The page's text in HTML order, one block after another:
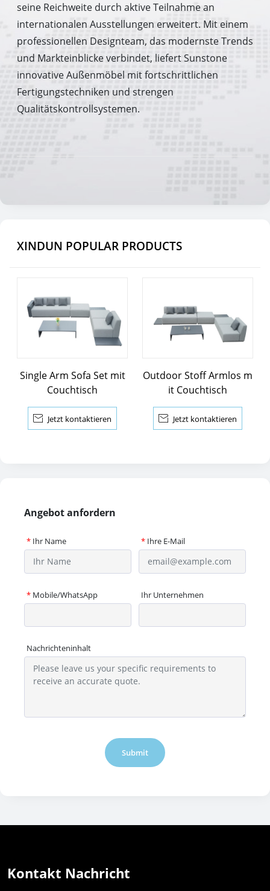
seine Reichweite durch aktive Teilnahme an
internationalen Ausstellungen erweitert. Mit einem
professionellen Designteam, das modernste Trends
und Markteinblicke verbindet, liefert Sunstone
innovative Außenmöbel mit fortschrittlichen
Fertigungstechniken und strengen
Qualitätskontrollsystemen.
XINDUN POPULAR PRODUCTS
Single Arm Sofa Set mit
Couchtisch
 Jetzt kontaktieren
Outdoor Stoff Armlos m
it Couchtisch
 Jetzt kontaktieren
Angebot anfordern
* Ihr Name * Ihre E-Mail
* Mobile/WhatsApp Ihr Unternehmen
Nachrichteninhalt
Submit
Kontakt Nachricht